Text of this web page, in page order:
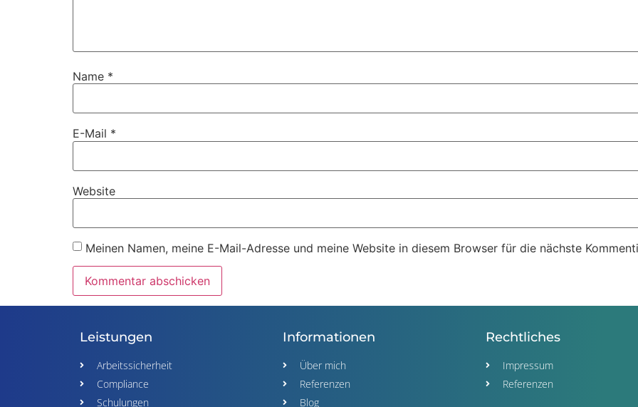
Name *
E-Mail *
Website
Meinen Namen, meine E-Mail-Adresse und meine Website in diesem Browser für die nächste
Leistungen
Arbeitssicherheit
Compliance
Schulungen
Informationen
Über mich
Referenzen
Blog
Rechtliches
Impressum
Referenzen